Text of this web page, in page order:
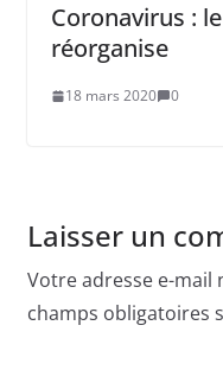
Coronavirus :
réorganise
18 mars 2020 0
Laisser un
Votre adresse e-mail
champs obligatoires